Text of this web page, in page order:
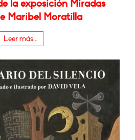
la exposición Miradas
Maribel Moratilla
Leer más...